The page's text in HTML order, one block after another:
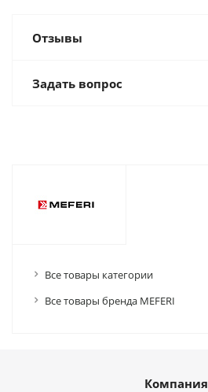
Отзывы
Задать вопрос
Все товары категории
Все товары бренда MEFERI
Компания